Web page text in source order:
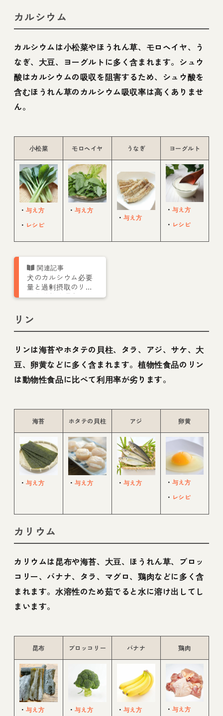
カルシウム
カルシウムは小松菜やほうれん草、モロヘイヤ、う
なぎ、大豆、ヨーグルトに多く含まれます。シュウ
酸はカルシウムの吸収を阻害するため、シュウ酸を
含むほうれん草のカルシウム吸収率は高くありませ
ん。
小松菜 モロヘイヤ うなぎ ヨーグルト
・ 与え方
・ レシピ
・ 与え方
・ 与え方
・ 与え方
・ レシピ
犬のカルシウム必要
量と過剰摂取のリス
クを栄養管理士が解
リン
リンは海苔やホタテの貝柱、タラ、アジ、サケ、大
豆、卵黄などに多く含まれます。植物性食品のリン
は動物性食品に比べて利用率が劣ります。
海苔 ホタテの貝柱 アジ 卵黄
・ 与え方 ・ 与え方 ・ 与え方 ・ 与え方
・ レシピ
カリウム
カリウムは昆布や海苔、大豆、ほうれん草、ブロッ
コリー、バナナ、タラ、マグロ、鶏肉などに多く含
まれます。水溶性のため茹でると水に溶け出してし
まいます。
昆布 ブロッコリー バナナ 鶏肉
・ 与え方 ・ 与え方 ・ 与え方 ・ 与え方